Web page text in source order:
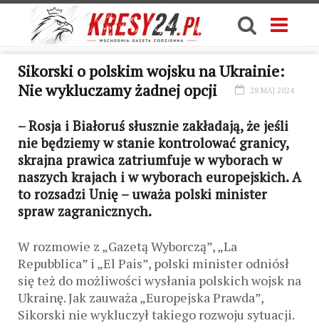
Sikorski o polskim wojsku na Ukrainie:
Nie wykluczamy żadnej opcji
28 MAJ 2024
– Rosja i Białoruś słusznie zakładają, że jeśli
nie będziemy w stanie kontrolować granicy,
skrajna prawica zatriumfuje w wyborach w
naszych krajach i w wyborach europejskich. A
to rozsadzi Unię – uważa polski minister
spraw zagranicznych.
W rozmowie z „Gazetą Wyborczą”, „La
Repubblica” i „El Pais”, polski minister odniósł
się też do możliwości wysłania polskich wojsk na
Ukrainę. Jak zauważa „Europejska Prawda”,
Sikorski nie wykluczył takiego rozwoju sytuacji.